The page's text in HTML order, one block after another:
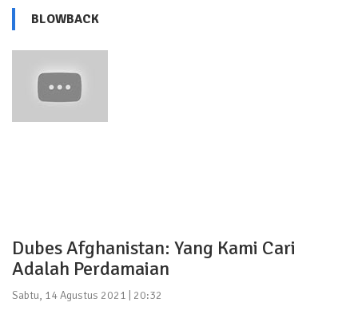
BLOWBACK
Dubes Afghanistan: Yang Kami Cari
Adalah Perdamaian
Sabtu, 14 Agustus 2021 | 20:32